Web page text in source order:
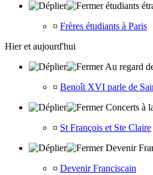
étudiants
¤ Frères étudiants à Paris
Hier et aujourd'hui
Au regard
¤ Benoît XVI parle de
Concerts à
¤ St François et Ste Claire
Devenir
¤ Devenir Franciscain